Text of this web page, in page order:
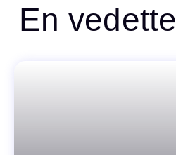
En vedette